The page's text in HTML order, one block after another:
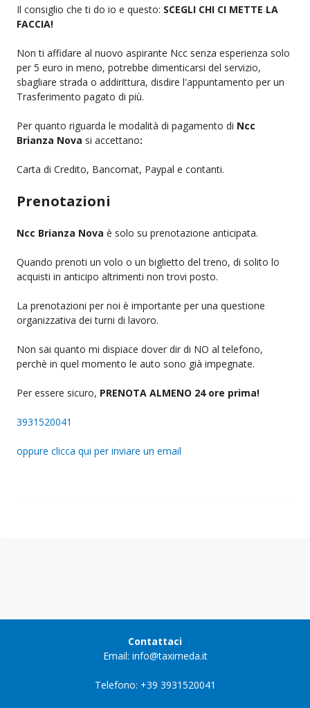
Il consiglio che ti do io e questo: SCEGLI CHI CI METTE LA
FACCIA!
Non ti affidare al nuovo aspirante Ncc senza esperienza solo
per 5 euro in meno, potrebbe dimenticarsi del servizio,
sbagliare strada o addirittura, disdire l'appuntamento per un
Trasferimento pagato di più.
Per quanto riguarda le modalità di pagamento di Ncc
Brianza Nova si accettano:
Carta di Credito, Bancomat, Paypal e contanti.
Prenotazioni
Ncc Brianza Nova è solo su prenotazione anticipata.
Quando prenoti un volo o un biglietto del treno, di solito lo
acquisti in anticipo altrimenti non trovi posto.
La prenotazioni per noi è importante per una questione
organizzativa dei turni di lavoro.
Non sai quanto mi dispiace dover dir di NO al telefono,
perchè in quel momento le auto sono già impegnate.
Per essere sicuro, PRENOTA ALMENO 24 ore prima!
3931520041
oppure clicca qui per inviare un email
Contattaci
Email: info@taximeda.it
Telefono: +39 3931520041